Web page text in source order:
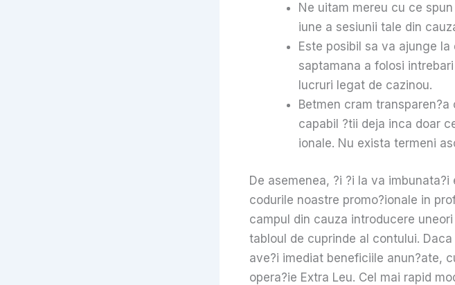
Ne uitam mereu cu ce
iune a sesiunii tale din
Este posibil sa va ajunge
saptamana a folosi
lucruri legat de cazinou.
Betmen cram
capabil ?tii deja inca doar
ionale. Nu exista termeni
De asemenea, ?i ?i la va
codurile noastre promo?ionale in
campul din cauza introducere
tabloul de cuprinde al contului.
ave?i imediat beneficiile anun?ate,
opera?ie Extra Leu. Cel mai rapid